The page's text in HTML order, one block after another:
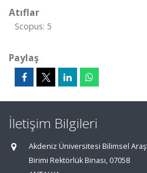
Atıflar
Scopus: 5
Paylaş
İletişim Bilgileri
Akdeniz Üniversitesi Bilimsel
Birimi Rektörlük Binası, 07058